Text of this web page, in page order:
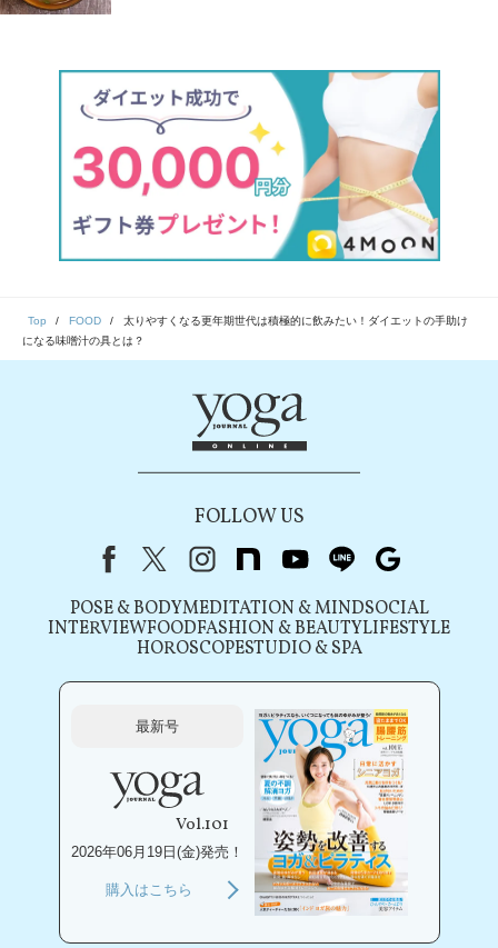
Top FOOD
太りやすくなる更年期世代は積極的に飲みたい！ダイエットの手助け
になる味噌汁の具とは？
FOLLOW US
FacebookX（旧Twitter）
instagram
note youtubeline
POSE & BODYMEDITATION & MINDSOCIAL
INTERVIEWFOODFASHION & BEAUTYLIFESTYLE
HOROSCOPESTUDIO & SPA
最新号
Vol.101
2026年06月19日(金)発売！
購入はこちら